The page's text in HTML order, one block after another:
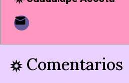
Comentarios